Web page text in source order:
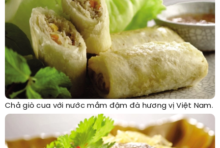
Chả giò cua với nước mắm đậm đà hương vị Việt Nam.